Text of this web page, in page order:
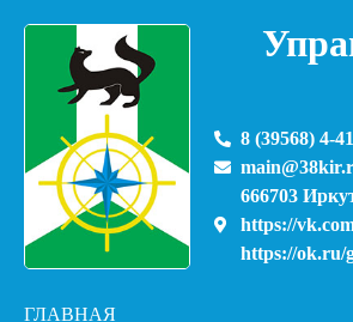
8 (39568) 4-
666703
https://
https://ok.ru/
ГЛАВНАЯ